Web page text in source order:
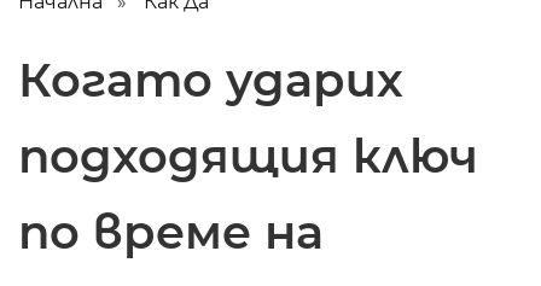
Когато ударих
подходящия ключ
по време на